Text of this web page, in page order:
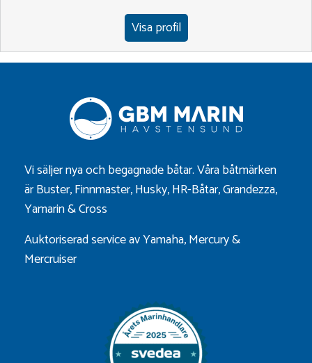
Visa profil
Vi säljer nya och begagnade båtar. Våra båtmärken
ärBuster,Finnmaster,Husky,HR-Båtar,Grandezza,
Yamarin&Cross
Auktoriserad service av Yamaha, Mercury &
Mercruiser